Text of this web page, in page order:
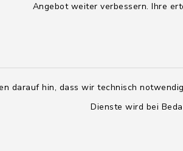
Angebot weiter verbessern. Ihre
darauf hin, dass wir technisch
Dienste wird bei
0
50
sowie
14:00